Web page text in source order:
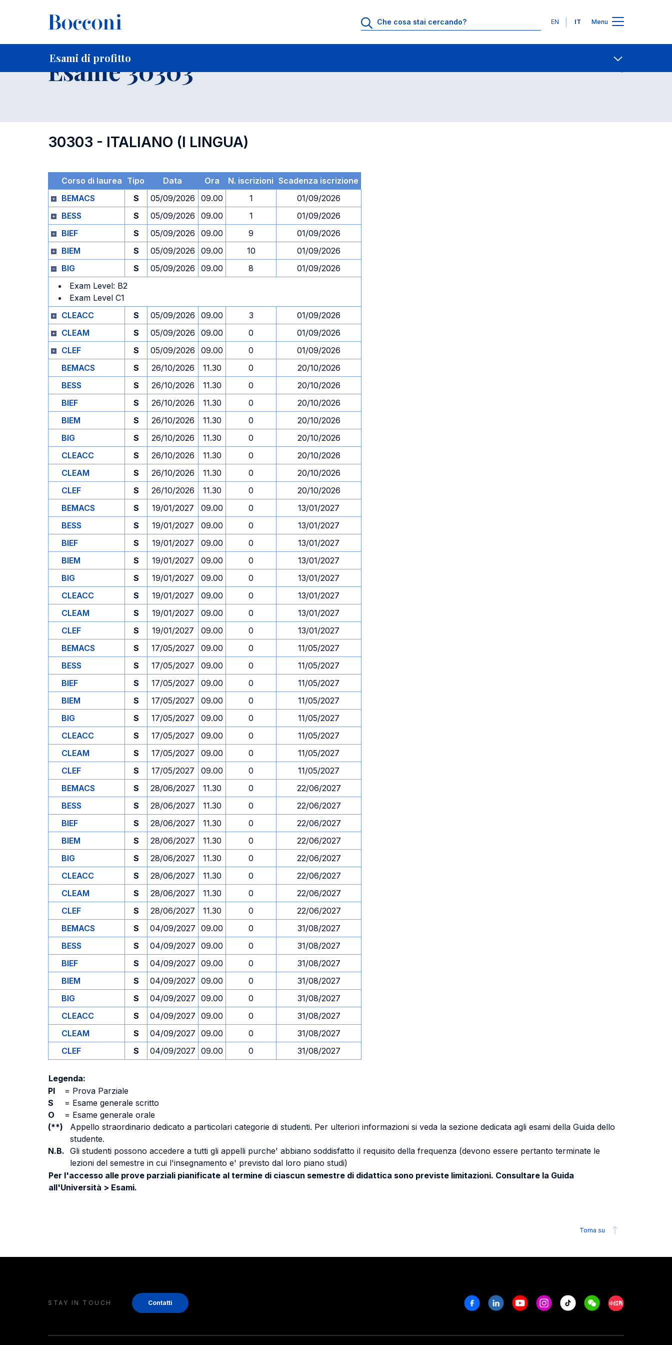
Lingue
EN IT Menu
Esami di profitto
Home Per studenti iscritti Contatti
Esame 30303
30303 - ITALIANO (I LINGUA)
Corso di laurea Tipo Data Ora N. iscrizioni Scadenza iscrizione
BEMACS
S 05/09/2026 09.00 1
01/09/2026
BESS
S 05/09/2026 09.00 1
01/09/2026
BIEF
S 05/09/2026 09.00 9
01/09/2026
BIEM
S 05/09/2026 09.00 10
01/09/2026
BIG
S 05/09/2026 09.00 8
01/09/2026
Exam Level: B2
Exam Level C1
CLEACC
S 05/09/2026 09.00 3
01/09/2026
CLEAM
S 05/09/2026 09.00 0
01/09/2026
CLEF
S 05/09/2026 09.00 0
01/09/2026
BEMACS
S 26/10/2026 11.30 0
20/10/2026
BESS
S 26/10/2026 11.30 0
20/10/2026
BIEF
S 26/10/2026 11.30 0
20/10/2026
BIEM
S 26/10/2026 11.30 0
20/10/2026
BIG
S 26/10/2026 11.30 0
20/10/2026
CLEACC
S 26/10/2026 11.30 0
20/10/2026
CLEAM
S 26/10/2026 11.30 0
20/10/2026
CLEF
S 26/10/2026 11.30 0
20/10/2026
BEMACS
S 19/01/2027 09.00 0
13/01/2027
BESS
S 19/01/2027 09.00 0
13/01/2027
BIEF
S 19/01/2027 09.00 0
13/01/2027
BIEM
S 19/01/2027 09.00 0
13/01/2027
BIG
S 19/01/2027 09.00 0
13/01/2027
CLEACC
S 19/01/2027 09.00 0
13/01/2027
CLEAM
S 19/01/2027 09.00 0
13/01/2027
CLEF
S 19/01/2027 09.00 0
13/01/2027
BEMACS
S 17/05/2027 09.00 0
11/05/2027
BESS
S 17/05/2027 09.00 0
11/05/2027
BIEF
S 17/05/2027 09.00 0
11/05/2027
BIEM
S 17/05/2027 09.00 0
11/05/2027
BIG
S 17/05/2027 09.00 0
11/05/2027
CLEACC
S 17/05/2027 09.00 0
11/05/2027
CLEAM
S 17/05/2027 09.00 0
11/05/2027
CLEF
S 17/05/2027 09.00 0
11/05/2027
BEMACS
S 28/06/2027 11.30 0
22/06/2027
BESS
S 28/06/2027 11.30 0
22/06/2027
BIEF
S 28/06/2027 11.30 0
22/06/2027
BIEM
S 28/06/2027 11.30 0
22/06/2027
BIG
S 28/06/2027 11.30 0
22/06/2027
CLEACC
S 28/06/2027 11.30 0
22/06/2027
CLEAM
S 28/06/2027 11.30 0
22/06/2027
CLEF
S 28/06/2027 11.30 0
22/06/2027
BEMACS
S 04/09/2027 09.00 0
31/08/2027
BESS
S 04/09/2027 09.00 0
31/08/2027
BIEF
S 04/09/2027 09.00 0
31/08/2027
BIEM
S 04/09/2027 09.00 0
31/08/2027
BIG
S 04/09/2027 09.00 0
31/08/2027
CLEACC
S 04/09/2027 09.00 0
31/08/2027
CLEAM
S 04/09/2027 09.00 0
31/08/2027
CLEF
S 04/09/2027 09.00 0 31/08/2027
Legenda:
PI
= Prova Parziale
S
= Esame generale scritto
O
= Esame generale orale
(**)
Appello straordinario dedicato a particolari categorie di studenti. Per ulteriori informazioni si veda la sezione dedicata agli esami della Guida dello
studente.
N.B. Gli studenti possono accedere a tutti gli appelli purche' abbiano soddisfatto il requisito della frequenza (devono essere pertanto terminate le
lezioni del semestre in cui l'insegnamento e' previsto dal loro piano studi)
Per l'accesso alle prove parziali pianificate al termine di ciascun semestre di didattica sono previste limitazioni. Consultare la Guida
all'Università > Esami.
Torna su
STAY IN TOUCH Contatti FacebookLinkedinYoutubeInstagram
Tiktok WeechatXiaohongshu/